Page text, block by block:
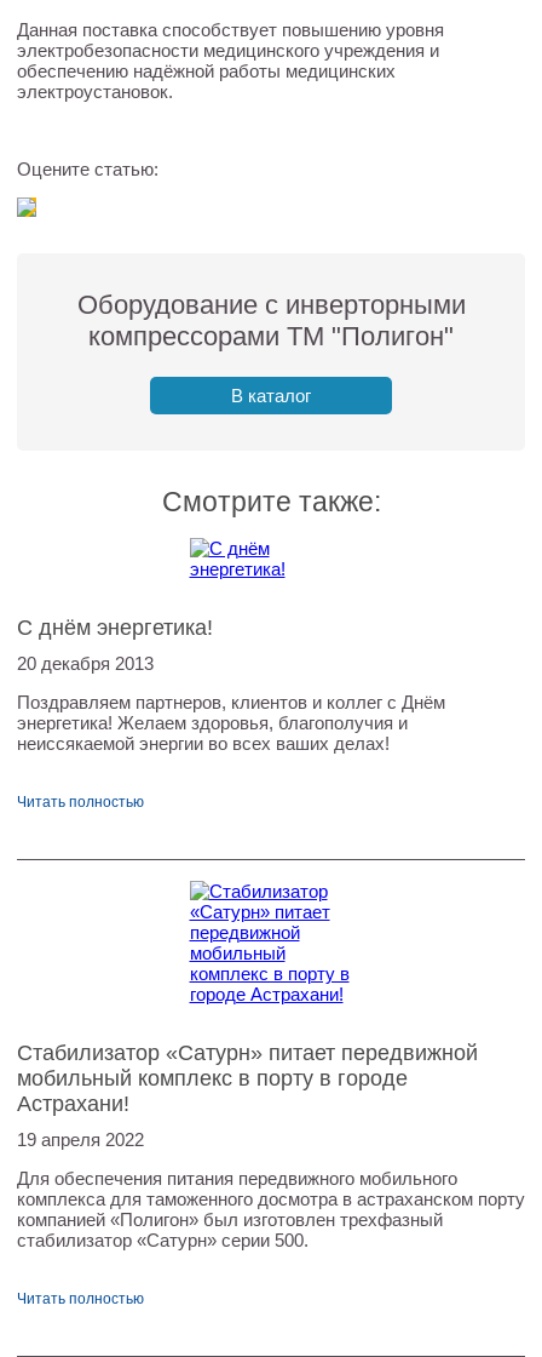
Данная поставка способствует повышению уровня
электробезопасности медицинского учреждения и
обеспечению надёжной работы медицинских
электроустановок.
Оцените статью:
Оборудование с инверторными
компрессорами ТМ "Полигон"
В каталог
Смотрите также:
С днём энергетика!
20 декабря 2013
Поздравляем партнеров, клиентов и коллег с Днём
энергетика! Желаем здоровья, благополучия и
неиссякаемой энергии во всех ваших делах!
Читать полностью
Стабилизатор «Сатурн» питает передвижной
мобильный комплекс в порту в городе
Астрахани!
19 апреля 2022
Для обеспечения питания передвижного мобильного
комплекса для таможенного досмотра в астраханском порту
компанией «Полигон» был изготовлен трехфазный
стабилизатор «Сатурн» серии 500.
Читать полностью